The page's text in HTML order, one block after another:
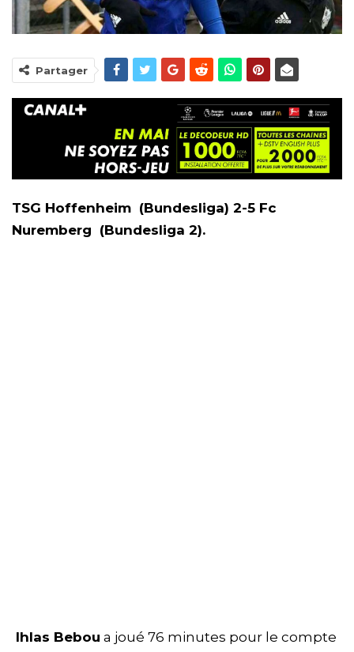
Partager
TSG Hoffenheim (Bundesliga) 2-5 Fc
Nuremberg (Bundesliga 2).
Ihlas Bebou a joué 76 minutes pour le compte